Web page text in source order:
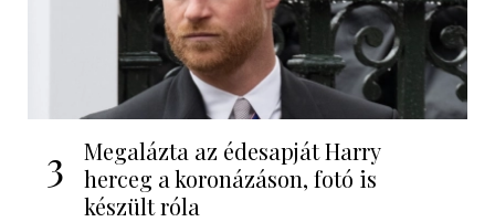
3
Megalázta az édesapját Harry
herceg a koronázáson, fotó is
készült róla